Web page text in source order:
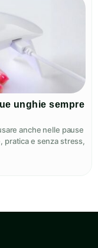
unghie sempre
anche nelle pause
pratica e senza stress,